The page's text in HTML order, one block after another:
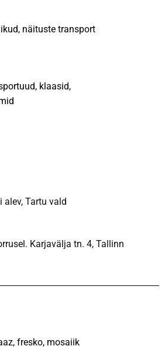
näituste transport
klaasid,
alev, Tartu vald
Karjavälja tn. 4, Tallinn
fresko, mosaiik